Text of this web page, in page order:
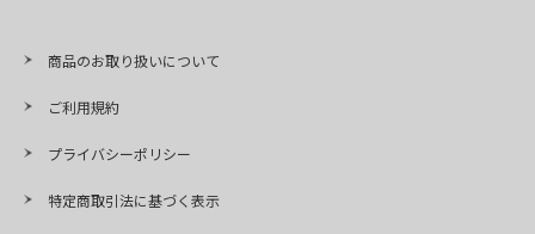
商品のお取り扱いについて
ご利用規約
プライバシーポリシー
特定商取引法に基づく表示